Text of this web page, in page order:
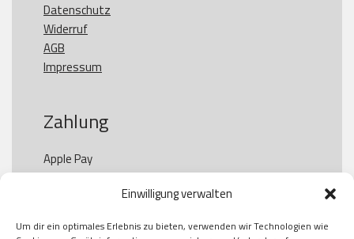
Einwilligung verwalten
Um dir ein optimales Erlebnis zu bieten, verwenden wir Technologien wie
Datenschutz
Widerruf
AGB
Impressum
Zahlung
Apple Pay
Paypal
Kauf auf Rechung